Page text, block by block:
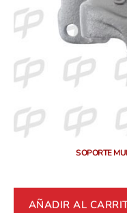
SOPORTE
AÑADIR AL